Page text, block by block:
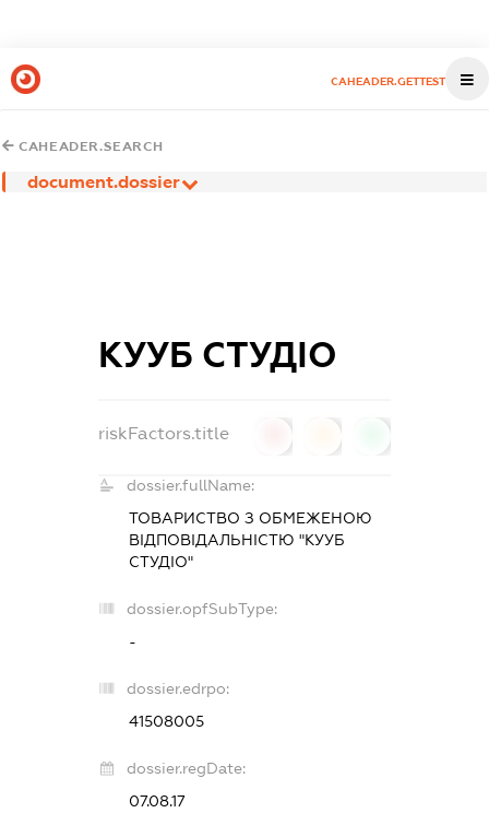
CAHEADER.GETTEST
CAHEADER.SEARCH
document.dossier
КУУБ СТУДІО
riskFactors.title
dossier.fullName:
ТОВАРИСТВО З ОБМЕЖЕНОЮ
ВІДПОВІДАЛЬНІСТЮ "КУУБ
СТУДІО"
dossier.opfSubType:
-
dossier.edrpo:
41508005
dossier.regDate:
07.08.17